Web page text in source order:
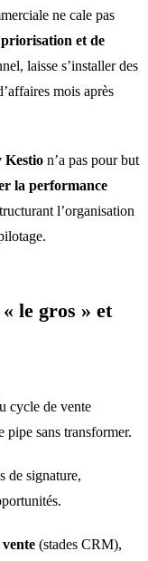
ne cale pas
et de
laisse s’installer des
mois après
Kestio n’a pas pour but
la performance
l’organisation
le gros » et
cycle de vente
sans transformer.
de signature,
vente (stades CRM),